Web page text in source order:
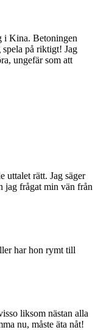
i Kina. Betoningen
på riktigt! Jag
ungefär som att
uttalet rätt. Jag säger
jag frågat min vän från
har hon rymt till
liksom nästan alla
nu, måste äta nåt!